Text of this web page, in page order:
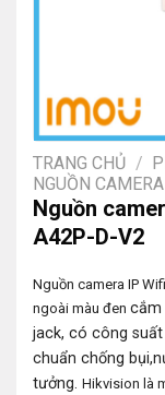
TRANG CHỦ /
NGUỒN CAMERA
Nguồn
A42P-D-V2
Nguồn camera IP
ngoài màu đen cắm
jack, có công
chuẩn chống
tưởng. Hikvision là